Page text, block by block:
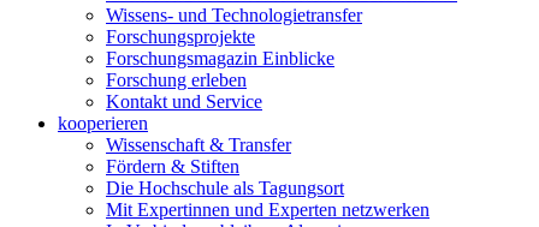
Wissens- und Technologietransfer
Forschungsprojekte
Forschungsmagazin Einblicke
Forschung erleben
Kontakt und Service
kooperieren
Wissenschaft & Transfer
Fördern & Stiften
Die Hochschule als Tagungsort
Mit Expertinnen und Experten netzwerken